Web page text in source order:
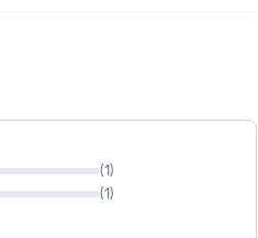
(1)
(1)